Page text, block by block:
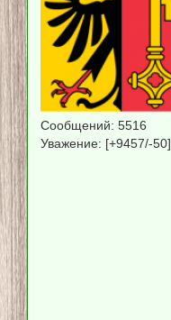
Сообщений: 5516
Уважение: [+9457/-50]